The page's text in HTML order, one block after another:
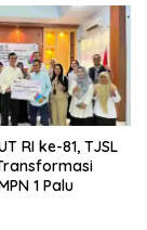
RI ke-81, TJSL
1 Palu